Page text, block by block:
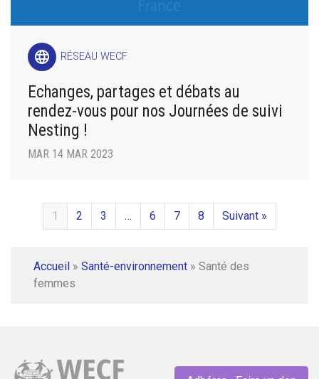
language RÉSEAU WECF
Echanges, partages et débats au
rendez-vous pour nos Journées de suivi
Nesting !
MAR 14 MAR 2023
1 2 3 … 6 7 8 Suivant »
Accueil » Santé-environnement » Santé des
femmes